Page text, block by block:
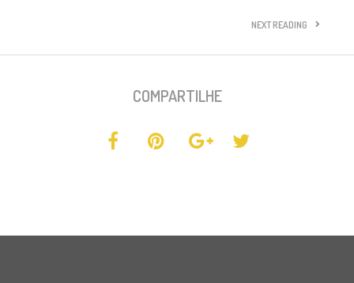
NEXT READING
COMPARTILHE